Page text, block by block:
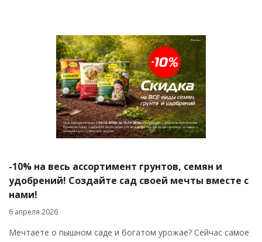
-10% на весь ассортимент грунтов, семян и
удобрений! Создайте сад своей мечты вместе с
нами!
6 апреля 2026
Мечтаете о пышном саде и богатом урожае? Сейчас самое